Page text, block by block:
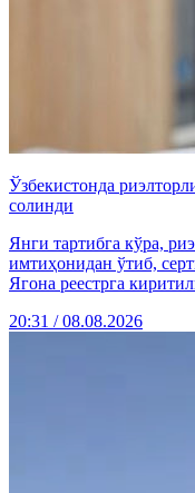
Ўзбекистонда
солинди
Янги тартибга кўра,
имтиҳонидан ўтиб,
Ягона реестрга
20:31 / 08.08.2026